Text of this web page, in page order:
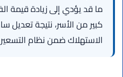
ما قد يؤدي إلى زيادة قيمة
كبير من الأسر، نتيجة تعديل
الاستهلاك ضمن نظام التسعير